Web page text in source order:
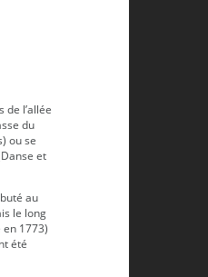
de l’allée
du
ou se
et
au
le long
1773)
été